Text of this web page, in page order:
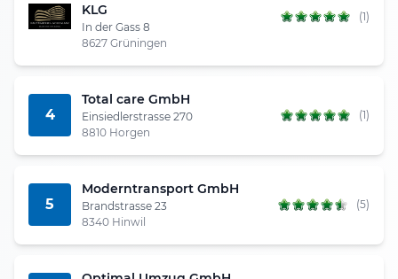
KLG
In der Gass 8
8627 Grüningen
(1)
4
Total care GmbH
Einsiedlerstrasse 270
8810 Horgen
(1)
5
Moderntransport GmbH
Brandstrasse 23
8340 Hinwil
(5)